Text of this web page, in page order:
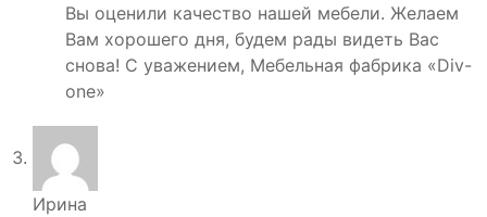
Вы оценили качество нашей мебели. Желаем
Вам хорошего дня, будем рады видеть Вас
снова! С уважением, Мебельная фабрика «Div-
one»
Ирина